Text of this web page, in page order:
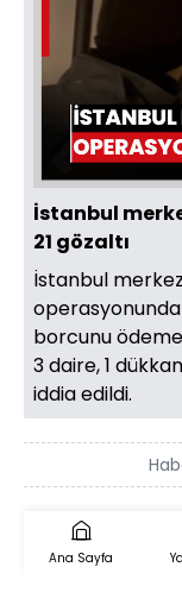
İstanbul
21 gözaltı
İstanbul
operasyonunda
borcunu
3 daire, 1
iddia edildi.
Ana Sayfa